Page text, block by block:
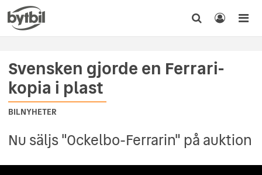
Svensken gjorde en Ferrari-
kopia i plast
BILNYHETER
Nu säljs "Ockelbo-Ferrarin" på auktion